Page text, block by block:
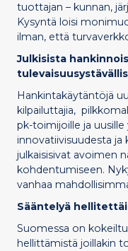
tuottajan – kunnan,
Kysyntä loisi
ilman, että
Julkisista
Hankintakäytäntöjä
kilpailuttajia,
pk-toimijoille ja uusille
innovatiivisuudesta ja
julkaisisivat avoimen
kohdentumiseen.
vanhaa
Sääntelyä
Suomessa on
hellittämistä joillakin